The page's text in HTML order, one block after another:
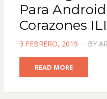
Para
Corazones
POSTED
3 FEBRERO, 2019 BY
READ MORE